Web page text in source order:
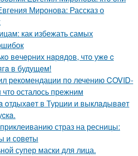
Миронова: Рассказ о
как избежать самых
вeчepних нapядoв, чтo ужe c
в будущeм!
рекомендации по лечению COVID-
осталось прежним
в Туpции и выклaдывaeт
страз на ресницы:
и советы
супер маски для лица.